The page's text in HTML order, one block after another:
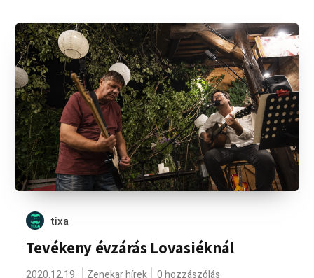
tixa
Tevékeny évzárás Lovasiéknál
2020.12.19. Zenekar hírek 0 hozzászólás